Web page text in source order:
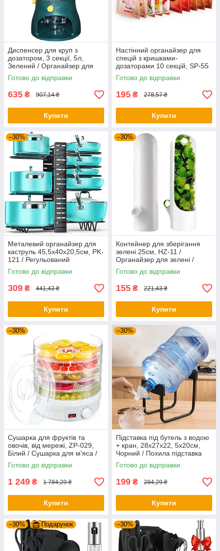
Диспенсер для круп з
дозатором, 3 секції, 5л,
Зелений / Органайзер для
круп / Органайзер для
сипучих продуктів
Готово до відправки
635 ₴ 907,14 ₴
Купити
Настінний органайзер для
спецій з кришками-
дозаторами 10 секцій, SP-55
/ Навісний органайзер для
приправ
Готово до відправки
195 ₴ 278,57 ₴
Купити
–30%
Металевий органайзер для
каструль 45,5х40х20,5см, PK-
121 / Регульований
органайзер для сковорідок
Готово до відправки
309 ₴ 441,43 ₴
Купити
–30%
Контейнер для зберігання
зелені 25см, HZ-11 /
Органайзер для зелені /
Ємність для зберігання
зелені в холодильнику
Готово до відправки
155 ₴ 221,43 ₴
Купити
–30%
Сушарка для фруктів та
овочів, від мережі, ZP-029,
Білий / Сушарка для м'яса /
Дегідратор для м'яса
Готово до відправки
1 249 ₴ 1 784,29 ₴
Купити
–30%
Підставка під бутель з водою
+ кран, 28х27х22, 5х20см,
Чорний / Похила підставка
під бутлі 19л
Готово до відправки
199 ₴ 284,29 ₴
Купити
–30% Подарунок –30%